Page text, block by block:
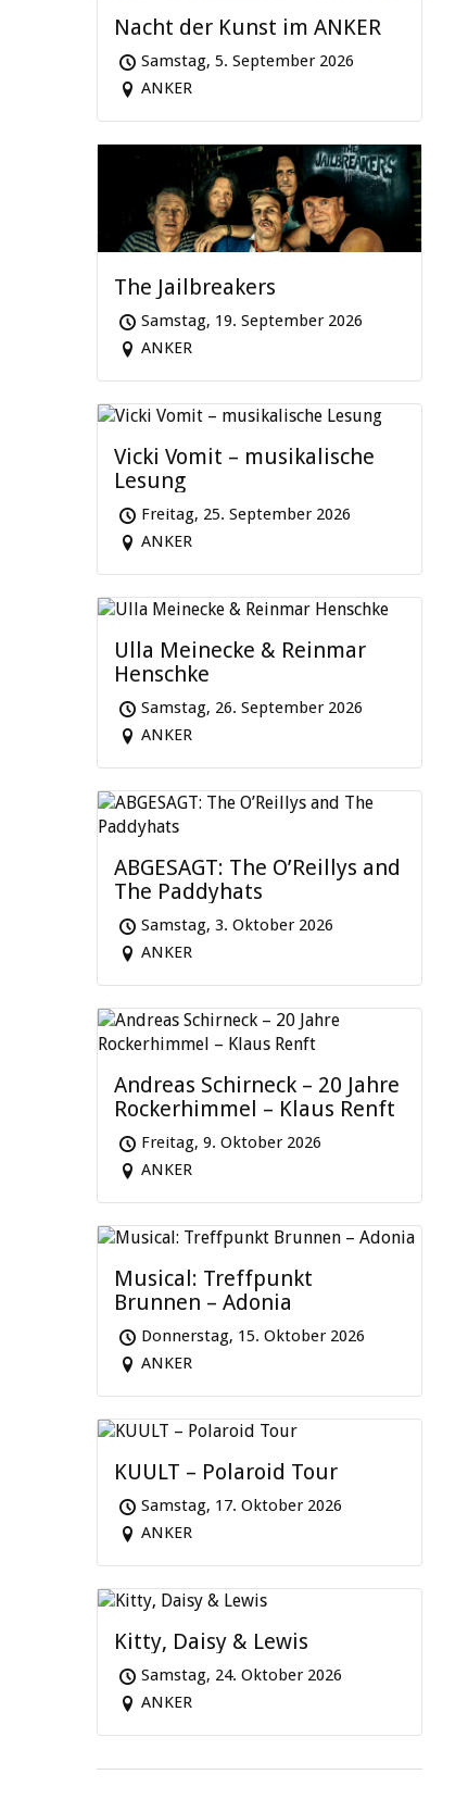
Nacht der Kunst im ANKER
Samstag, 5. September 2026
ANKER
The Jailbreakers
Samstag, 19. September 2026
ANKER
Vicki Vomit – musikalische
Lesung
Freitag, 25. September 2026
ANKER
Ulla Meinecke & Reinmar
Henschke
Samstag, 26. September 2026
ANKER
ABGESAGT: The O’Reillys and
The Paddyhats
Samstag, 3. Oktober 2026
ANKER
Andreas Schirneck – 20 Jahre
Rockerhimmel – Klaus Renft
Freitag, 9. Oktober 2026
ANKER
Musical: Treffpunkt
Brunnen – Adonia
Donnerstag, 15. Oktober 2026
ANKER
KUULT – Polaroid Tour
Samstag, 17. Oktober 2026
ANKER
Kitty, Daisy & Lewis
Samstag, 24. Oktober 2026
ANKER